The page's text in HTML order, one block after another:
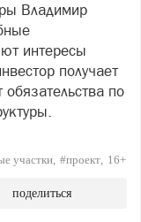
Владимир
интересы
получает
по
участки #проект 16+
поделиться